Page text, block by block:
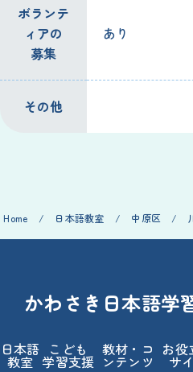
ボランテ
ィアの
募集
あり
その他
Home / 日本語教室 / 中原区 /
かわさき 日本語学
日本語
教室
こども
学習支援
教材 ・コ
ンテンツ
お役
サ